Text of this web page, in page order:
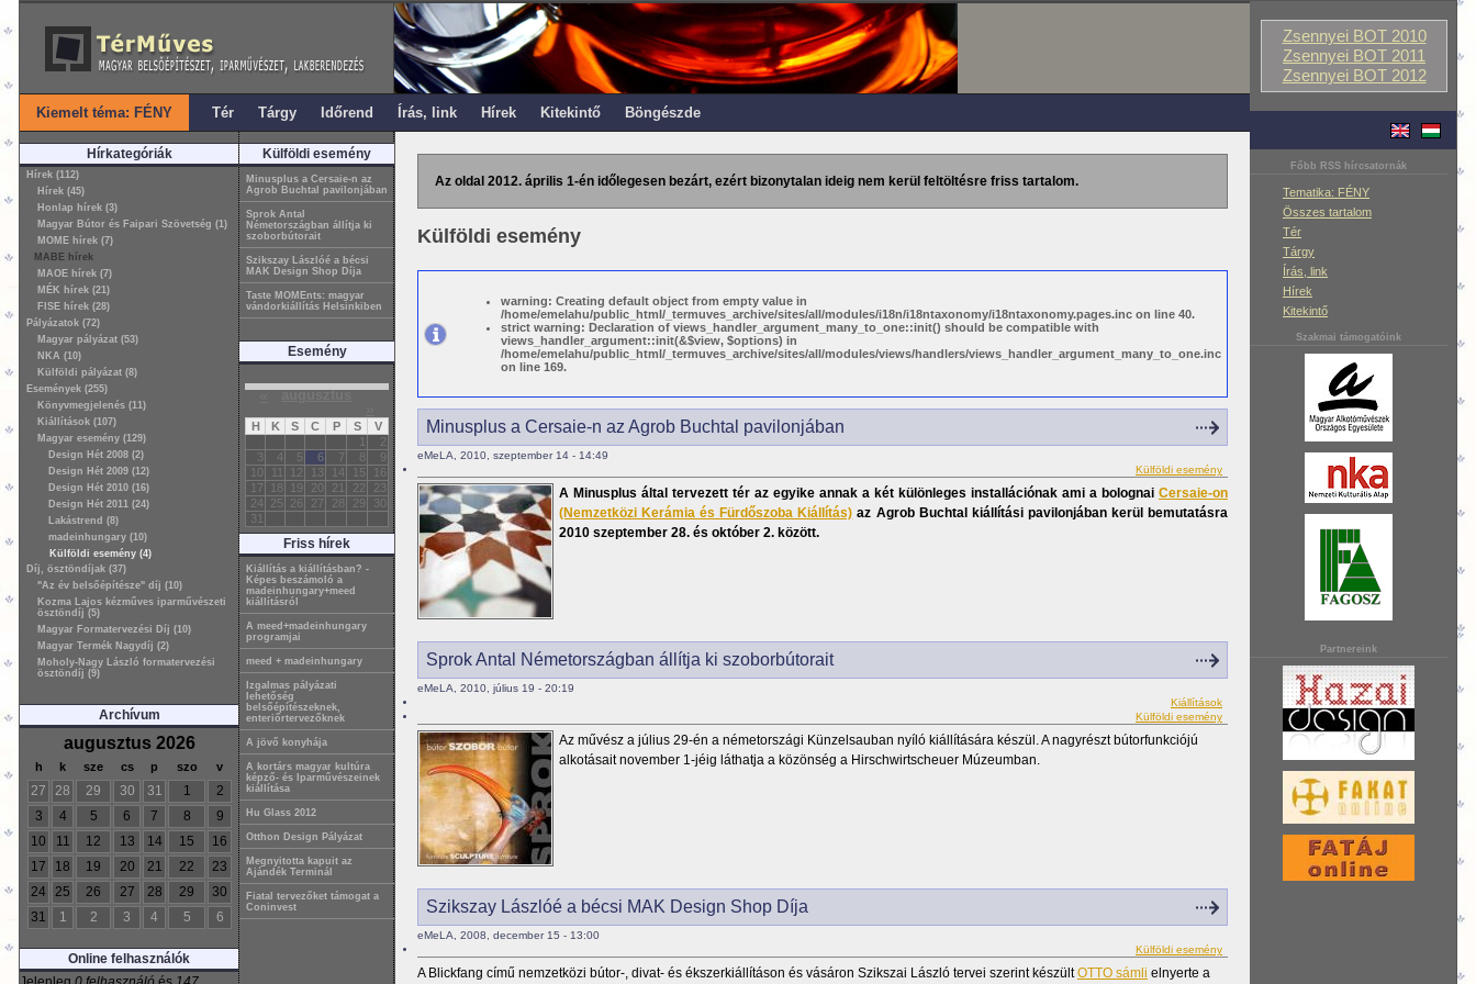
Zsennyei BOT 2010
Zsennyei BOT 2011
Zsennyei BOT 2012
Főbb RSS hírcsatornák
Tematika: FÉNY
Összes tartalom
Tér
Tárgy
Írás, link
Hírek
Kitekintő
Szakmai támogatóink
Partnereink
Kiemelt téma: FÉNY Tér Tárgy Időrend Írás, link Hírek Kitekintő Böngészde
Hírkategóriák
Hírek (112)
Hírek (45)
Honlap hírek (3)
Magyar Bútor és Faipari Szövetség (1)
MOME hírek (7)
MABE hírek
MAOE hírek (7)
MÉK hírek (21)
FISE hírek (28)
Pályázatok (72)
Magyar pályázat (53)
NKA (10)
Külföldi pályázat (8)
Események (255)
Könyvmegjelenés (11)
Kiállítások (107)
Magyar esemény (129)
Design Hét 2008 (2)
Design Hét 2009 (12)
Design Hét 2010 (16)
Design Hét 2011 (24)
Lakástrend (8)
madeinhungary (10)
Külföldi esemény (4)
Díj, ösztöndíjak (37)
"Az év belsőépítésze" díj (10)
Kozma Lajos kézműves iparművészeti
ösztöndíj (5)
Magyar Formatervezési Díj (10)
Magyar Termék Nagydíj (2)
Moholy-Nagy László formatervezési
ösztöndíj (9)
Archívum
augusztus 2026
h k sze cs p szo v
27 28 29 30 31 1
2
3
4 5 6 7 8
9
10
11 12 13 14 15
16
17
18 19 20 21 22
23
24
25 26 27 28 29
30
31
1 2 3 4 5 6
Online felhasználók
Külföldi esemény
Minusplus a Cersaie-n az
Agrob Buchtal pavilonjában
Sprok Antal
Németországban állítja ki
szoborbútorait
Szikszay Lászlóé a bécsi
MAK Design Shop Díja
Taste MOMEnts: magyar
vándorkiállítás Helsinkiben
Esemény
« augusztus
H K S C P S
V
1
2
3
4 5 6 7 8
9
10
11 12 13 14 15
16
17
18 19 20 21 22
23
24
25 26 27 28 29
30
31
Friss hírek
Kiállítás a kiállításban? -
Képes beszámoló a
madeinhungary+meed
kiállításról
A meed+madeinhungary
programjai
meed + madeinhungary
Izgalmas pályázati
lehetőség
belsőépítészeknek,
enteriőrtervezőknek
A jövő konyhája
A kortárs magyar kultúra
képző- és Iparművészeinek
kiállítása
Hu Glass 2012
Otthon Design Pályázat
Megnyitotta kapuit az
Ajándék Terminál
Fiatal tervezőket támogat a
Coninvest
Az oldal 2012. április 1-én időlegesen bezárt, ezért bizonytalan ideig nem kerül feltöltésre friss tartalom.
Külföldi esemény
warning: Creating default object from empty value in
/home/emelahu/public_html/_termuves_archive/sites/all/modules/i18n/i18ntaxonomy/i18ntaxonomy.pages.inc on line 40.
strict warning: Declaration of views_handler_argument_many_to_one::init() should be compatible with
views_handler_argument::init(&$view, $options) in
/home/emelahu/public_html/_termuves_archive/sites/all/modules/views/handlers/views_handler_argument_many_to_one.inc
on line 169.
Minusplus a Cersaie-n az Agrob Buchtal pavilonjában
eMeLA, 2010, szeptember 14 - 14:49
Külföldi esemény
A Minusplus által tervezett tér az egyike annak a két különleges installációnak ami a bolognai Cersaie-on
(Nemzetközi Kerámia és Fürdőszoba Kiállítás) az Agrob Buchtal kiállítási pavilonjában kerül bemutatásra
2010 szeptember 28. és október 2. között.
Sprok Antal Németországban állítja ki szoborbútorait
eMeLA, 2010, július 19 - 20:19
Kiállítások
Külföldi esemény
Az művész a július 29-én a németországi Künzelsauban nyíló kiállítására készül. A nagyrészt bútorfunkciójú
alkotásait november 1-jéig láthatja a közönség a Hirschwirtscheuer Múzeumban.
Szikszay Lászlóé a bécsi MAK Design Shop Díja
eMeLA, 2008, december 15 - 13:00
Külföldi esemény
A Blickfang című nemzetközi bútor-, divat- és ékszerkiállításon és vásáron Szikszai László tervei szerint készültOTTO sámli elnyerte a